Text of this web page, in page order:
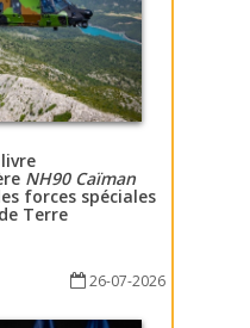
livre
NH90 Caïman
forces spéciales
Terre
26-07-2026